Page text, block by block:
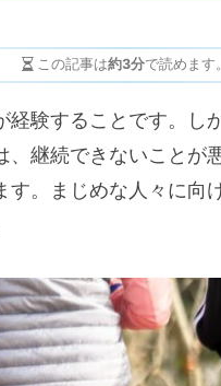
この記事は約3分で読めます。
経験することです。し
、継続できないことが
。まじめな人々に向